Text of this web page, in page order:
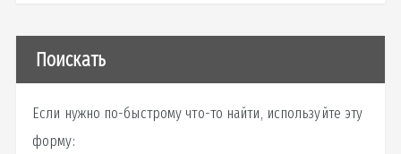
Поискать
Если нужно по-быстрому что-то найти, используйте эту
форму: